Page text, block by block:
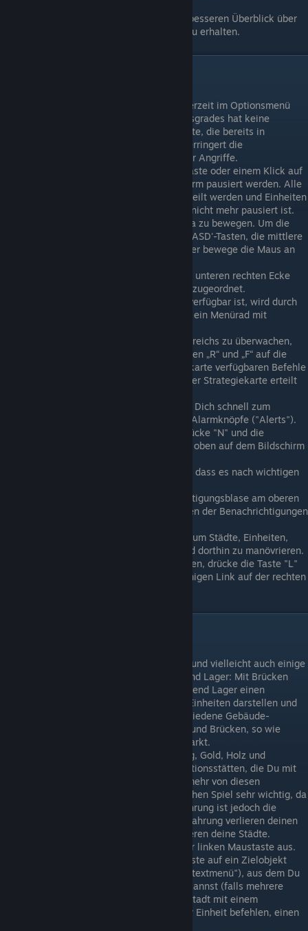
Besuche die offizielle Wiki, um einen besseren Überblick über
alle Spielmechaniken und Fraktionen zu erhalten.
Du kannst den Schwierigkeitsgrad jederzeit im Optionsmenü
ändern. Das Ändern des Schwierigkeitsgrades hat keine
Auswirkungen auf feindliche Streitkräfte, die bereits in
Bewegung sind, aber es erhöht oder verringert die
Geschwindigkeit und Größe zukünftiger Angriffe.
Das Spiel kann jederzeit mit der Leertaste oder einem Klick auf
die Schaltfläche oben auf dem Bildschirm pausiert werden. Alle
Befehle können während der Pause erteilt werden und Einheiten
werden sie ausführen, wenn das Spiel nicht mehr pausiert ist.
Es gibt viele Möglichkeiten, die Kamera zu bewegen. Um die
Karte zu verschieben, verwende die 'WASD'-Tasten, die mittlere
Maustaste, klicke auf die Minikarte oder bewege die Maus an
Die Schaltflächen im Befehlsfeld in der unteren rechten Ecke
des Bildschirms sind dem Ziffernblock zugeordnet.
Wenn für ein Ziel mehr als ein Befehl verfügbar ist, wird durch
Gedrückthalten der rechten Maustaste ein Menürad mit
Um einen großen Bereich deines Königreichs zu überwachen,
zoome mit dem Mausrad oder den Tasten „R“ und „F“ auf die
strategische Karte. Alle auf der Taktikkarte verfügbaren Befehle
können auch über die Miniaturen auf der Strategiekarte erteilt
Ein Doppelklick auf die Minikarte führt Dich schnell zum
gewünschten Ort. Gleiches gilt für die Alarmknöpfe ("Alerts").
Wenn Du die Orientierung verlierst, drücke "N" und die
Ausrichtung der Karte wird mit Norden oben auf dem Bildschirm
Das Spiel kann so konfiguriert werden, dass es nach wichtigen
Viele Ereignisse lösen eine Benachrichtigungsblase am oberen
Bildschirm aus. Du kannst das Verhalten der Benachrichtigungen
Du kannst die Asset-Liste verwenden, um Städte, Einheiten,
Ressourcen usw. bequem zu finden und dorthin zu manövrieren.
Um deine Ziele und Siegpunkte zu sehen, drücke die Taste "L"
oder verwende den kleinen kastenförmigen Link auf der rechten
Zum Start verfügst Du über eine Stadt und vielleicht auch einige
Starteinheiten. Es gibt auch Brücken und Lager: Mit Brücken
können Flüsse überquert werden, während Lager einen
vorgeschobenen Stützpunkt für deine Einheiten darstellen und
Ihnen mehr Sicht bieten. Es gibt verschiedene Gebäude-
Upgrades für deine Städte, Festungen und Brücken, so wie
bspw. Stadtmauern, Wachtturm und Markt.
Deine 4 Hauptressourcen sind Nahrung, Gold, Holz und
Rekruten. Es gibt verschiedene Produktionsstätten, die Du mit
deinen Einheiten erobern kannst, um mehr von diesen
Ressourcen zu erhalten. Holz ist im frühen Spiel sehr wichtig, da
Du viele Gebäude errichten musst. Nahrung ist jedoch die
wichtigste Ressource im Spiel: Ohne Nahrung verlieren deinen
Einheiten Moral, ohne Nahrung rebellieren deine Städte.
Du wählst Einheiten/Städte/etc. mit der linken Maustaste aus.
Wenn Du dann mit der rechten Maustaste auf ein Zielobjekt
klickst, erscheint ein Kontrollrad ("Kontextmenü"), aus dem Du
die entsprechende Aktion auswählen kannst (falls mehrere
möglich sind). So kannst Du z.B. eine Stadt mit einem
Produktionsstätte verbinden oder einer Einheit befehlen, einen